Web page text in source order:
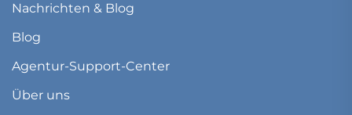
Nachrichten & Blog
Blog
Agentur-Support-Center
Über uns